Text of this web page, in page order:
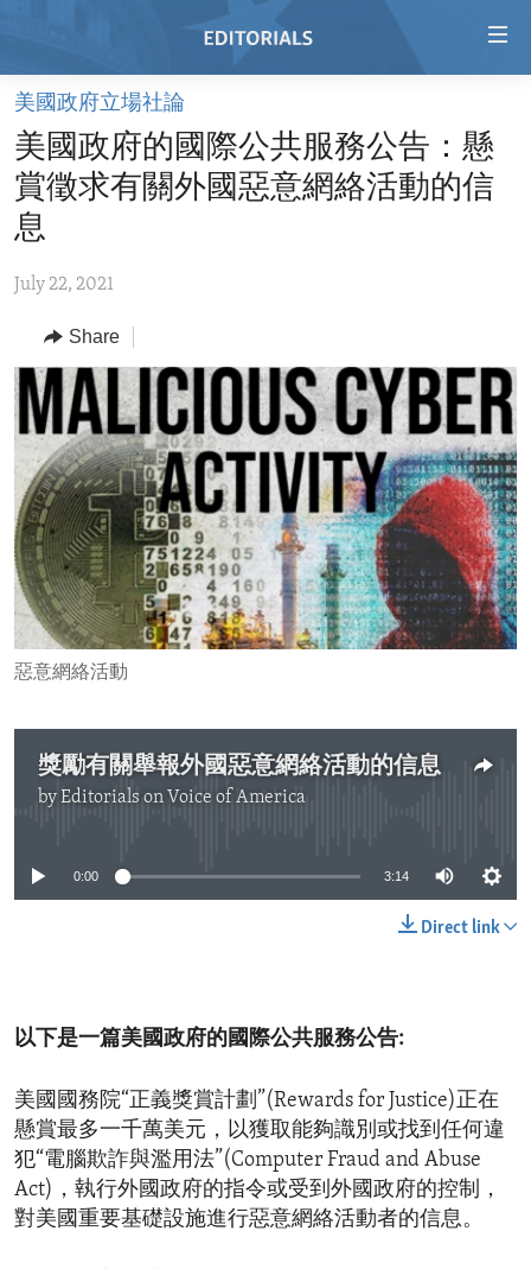
Skip
main
content
Skip
to
main
Navigation
to
Search
HOME
VIDEO
RADIO
AFRICA
AMERICAS
ASIA
EUROPE
MIDDLE EAST
TOPICS
HUMAN RIGHTS
SECURITY AND DEFENSE
AID AND DEVELOPMENT
DEMOCRACY AND GOVERNANCE
ECONOMY AND TRADE
ENVIRONMENT AND HEALTH
IDEALS AND INSTITUTIONS
ARCHIVE
ABOUT US
FOLLOW US
美國政府立場社論
美國政府的國際公共服務公告：懸
賞徵求有關外國惡意網絡活動的信
息
July 22, 2021
Share
惡意網絡活動
獎勵有關舉報外國惡意網絡活動的信息
byEditorials on Voice of America
0:00 3:14
Direct link
以下是一篇美國政府的國際公共服務公告:
美國國務院“正義獎賞計劃”(Rewards for Justice)正在
懸賞最多一千萬美元，以獲取能夠識別或找到任何違
犯“電腦欺詐與濫用法”(Computer Fraud and Abuse
Act)，執行外國政府的指令或受到外國政府的控制，
對美國重要基礎設施進行惡意網絡活動者的信息。